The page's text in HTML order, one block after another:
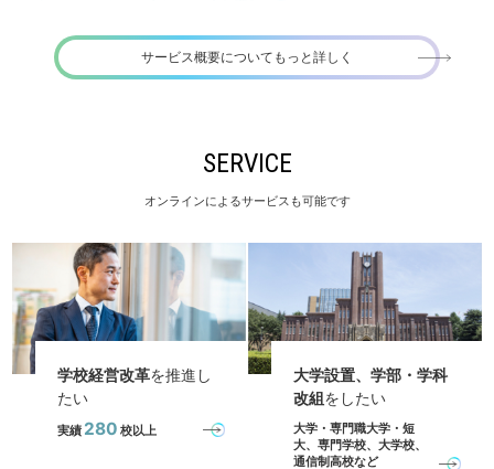
サービス概要についてもっと詳しく
SERVICE
オンラインによるサービスも可能です
学校経営改革を推進し
たい
実績 280 校以上
大学設置、学部・学科
改組をしたい
大学・専門職大学・短
大、専門学校、大学校、
通信制高校など